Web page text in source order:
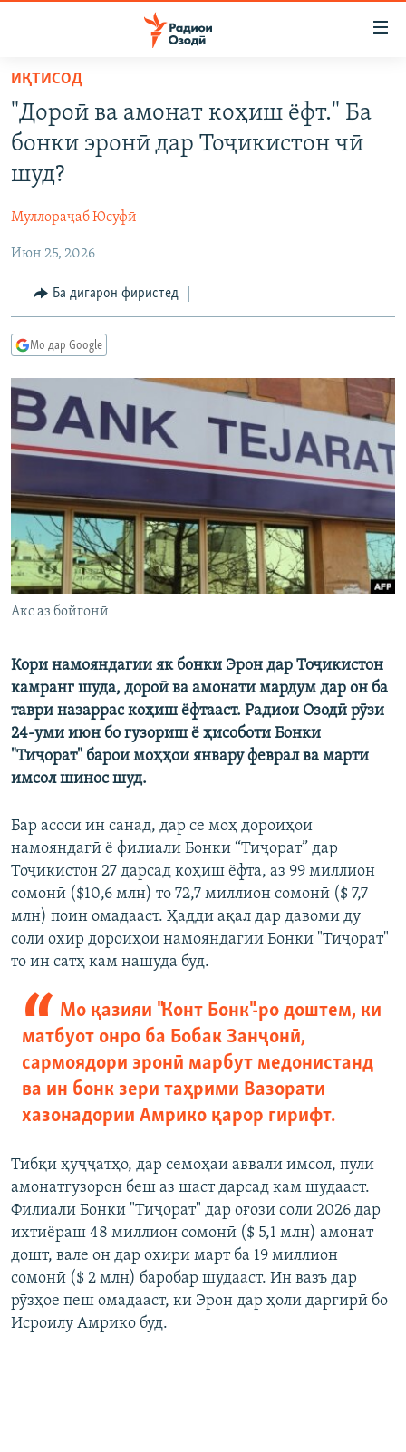
Ҷаҳиш
мояи
аслӣ
ба
феҳристи
аслӣ
Ҷаҳиш
ҷустор
ГӮШАҲО
СИЁСАТ
ИҚТИСОД
ҚАЗИЯИ "КРОКУС"
ОСИЁИ МАРКАЗӢ
ФАРҲАНГ
ВАРЗИШ
ГАПИ ОЗОД
РӮЗГОРИ МУҲОҶИР
ТАҲҚИҚОТ
ҶАНГ ДАР УКРАИНА
НАЗАРИ МАРДУМ
ОЗОДӢ ОНЛАЙН
ВИДЕО
НИГОРИСТОН
ГУЗОРИШҲОИ РАДИОӢ
РӮЙХАТҲО
КИТОБҲОИ ОЗОДӢ
Русский
Ҳамаи сомонаҳои RFE/RL
ИҚТИСОД
"Дороӣ ва амонат коҳиш ёфт." Ба
бонки эронӣ дар Тоҷикистон чӣ
шуд?
Муллораҷаб Юсуфӣ
Июн 25, 2026
Ба дигарон фиристед
Мо дар Google
Акс аз бойгонӣ
Кори намояндагии як бонки Эрон дар Тоҷикистон
камранг шуда, дороӣ ва амонати мардум дар он ба
таври назаррас коҳиш ёфтааст. Радиои Озодӣ рӯзи
24-уми июн бо гузориш ё ҳисоботи Бонки
"Тиҷорат" барои моҳҳои январу феврал ва марти
имсол шинос шуд.
Бар асоси ин санад, дар се моҳ дороиҳои
намояндагӣ ё филиали Бонки “Тиҷорат” дар
Тоҷикистон 27 дарсад коҳиш ёфта, аз 99 миллион
сомонӣ ($10,6 млн) то 72,7 миллион сомонӣ ($ 7,7
млн) поин омадааст. Ҳадди ақал дар давоми ду
соли охир дороиҳои намояндагии Бонки "Тиҷорат"
то ин сатҳ кам нашуда буд.
Мо қазияи "Конт Бонк"-ро доштем, ки
матбуот онро ба Бобак Занҷонӣ,
сармоядори эронӣ марбут медонистанд
ва ин бонк зери таҳрими Вазорати
хазонадории Амрико қарор гирифт.
Тибқи ҳуҷҷатҳо, дар семоҳаи аввали имсол, пули
амонатгузорон беш аз шаст дарсад кам шудааст.
Филиали Бонки "Тиҷорат" дар оғози соли 2026 дар
ихтиёраш 48 миллион сомонӣ ($ 5,1 млн) амонат
дошт, вале он дар охири март ба 19 миллион
сомонӣ ($ 2 млн) баробар шудааст. Ин вазъ дар
рӯзҳое пеш омадааст, ки Эрон дар ҳоли даргирӣ бо
Исроилу Амрико буд.